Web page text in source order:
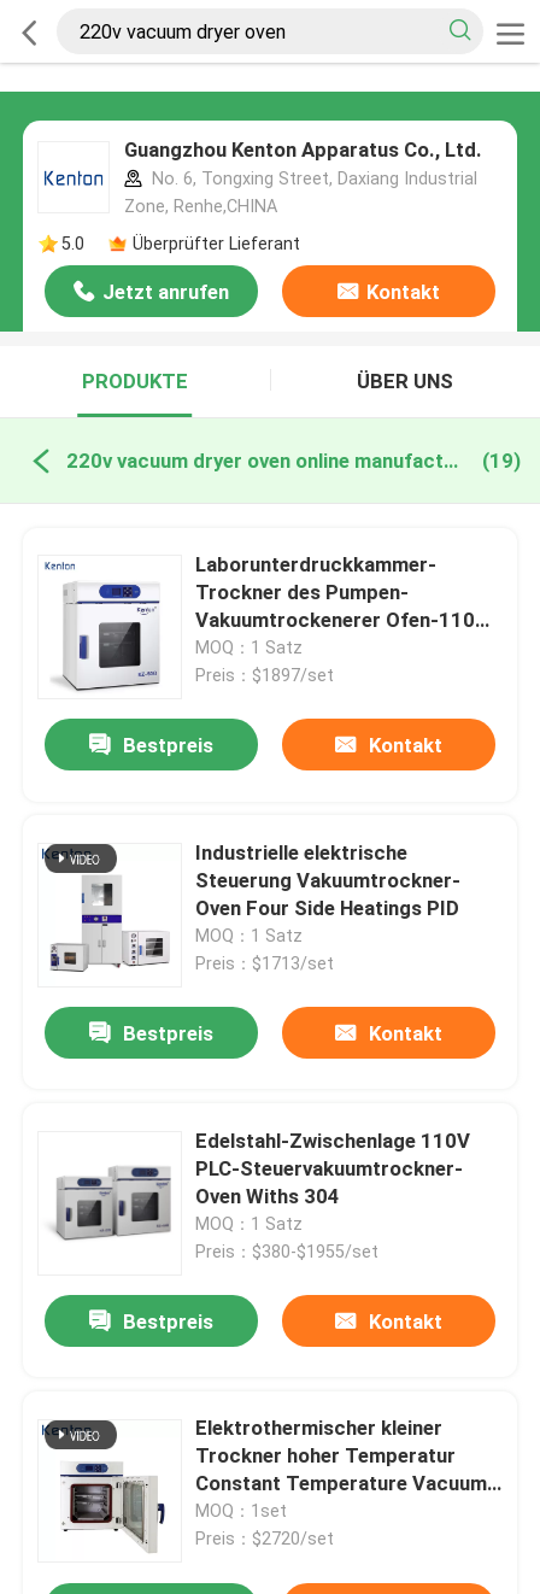
Guangzhou Kenton Apparatus Co., Ltd.
No. 6, Tongxing Street, Daxiang Industrial
Zone, Renhe,CHINA
5.0
Überprüfter Lieferant
Jetzt anrufen Kontakt
PRODUKTE ÜBER UNS
220v vacuum dryer oven online manufacture (19)
Laborunterdruckkammer-
Trockner des Pumpen-
Vakuumtrockenerer Ofen-110V
220V
MOQ：1 Satz
Preis：$1897/set
Bestpreis Kontakt
Industrielle elektrische
Steuerung Vakuumtrockner-
Oven Four Side Heatings PID
MOQ：1 Satz
Preis：$1713/set
Bestpreis Kontakt
Edelstahl-Zwischenlage 110V
PLC-Steuervakuumtrockner-
Oven Withs 304
MOQ：1 Satz
Preis：$380-$1955/set
Bestpreis Kontakt
Elektrothermischer kleiner
Trockner hoher Temperatur
Constant Temperature Vacuum
Dryer Ovens 250 Grad
MOQ：1set
Preis：$2720/set